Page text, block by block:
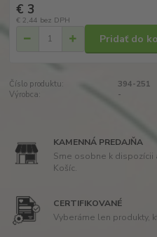
€ 3
€ 2,44 bez DPH
Pridať do
Číslo produktu:
394-251
Výrobca:
-
KAMENNÁ PREDAJŇA
Sme osobne k dispozícii
Košíc.
CERTIFIKOVANÉ
Vyberáme len produkty,